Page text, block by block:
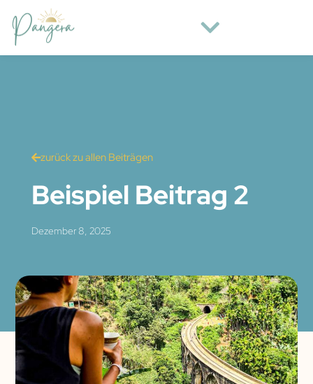
zurück zu allen Beiträgen
Beispiel Beitrag 2
Dezember 8, 2025